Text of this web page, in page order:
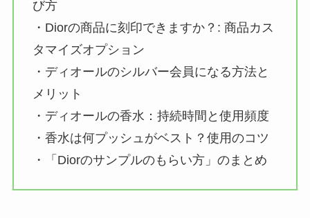
び方
・Diorの商品に刻印できますか？: 商品カス
タマイズオプション
・ディオールのシルバー会員になる方法と
メリット
・ディオールの香水：持続時間と使用頻度
・香水は何プッシュがベスト？使用のコツ
・「Diorのサンプルのもらい方」のまとめ